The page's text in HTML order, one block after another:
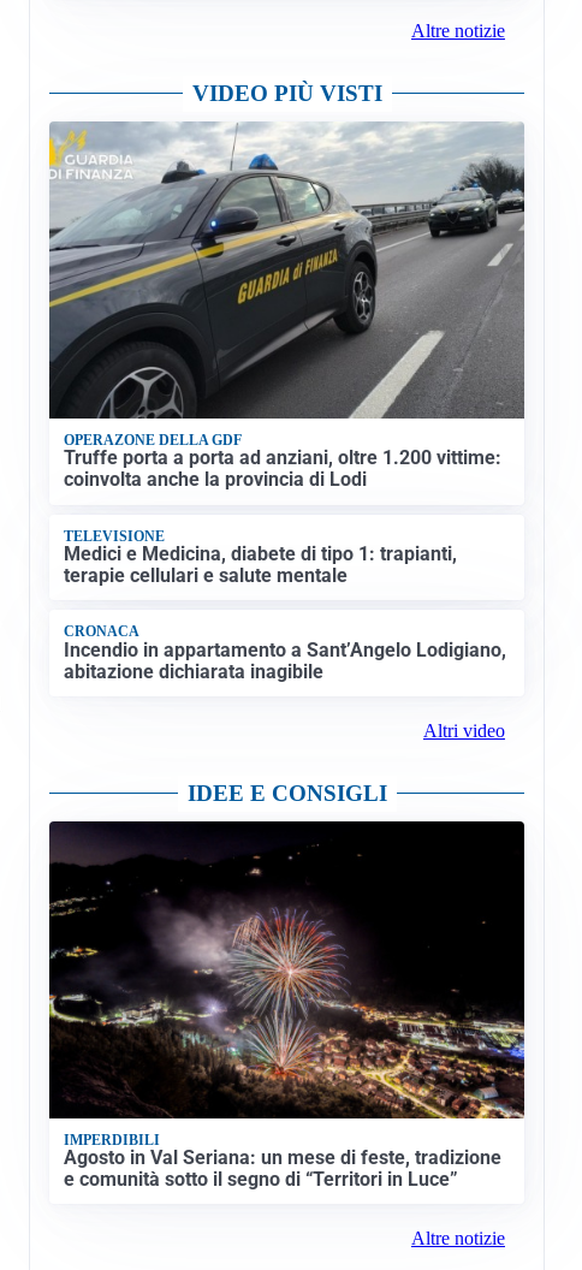
Altre notizie
VIDEO PIÙ VISTI
OPERAZONE DELLA GDF
Truffe porta a porta ad anziani, oltre 1.200 vittime:
coinvolta anche la provincia di Lodi
TELEVISIONE
Medici e Medicina, diabete di tipo 1: trapianti,
terapie cellulari e salute mentale
CRONACA
Incendio in appartamento a Sant’Angelo Lodigiano,
abitazione dichiarata inagibile
Altri video
IDEE E CONSIGLI
IMPERDIBILI
Agosto in Val Seriana: un mese di feste, tradizione
e comunità sotto il segno di “Territori in Luce”
Altre notizie